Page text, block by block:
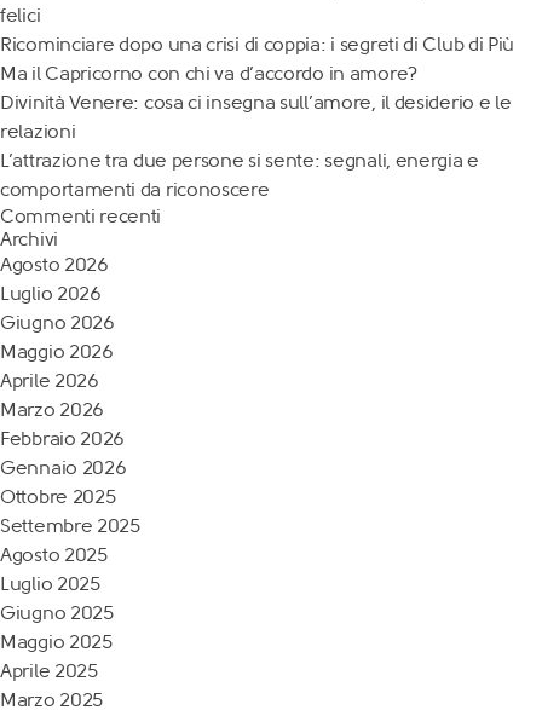
felici
Ricominciare dopo una crisi di coppia: i segreti di Club di Più
Ma il Capricorno con chi va d’accordo in amore?
Divinità Venere: cosa ci insegna sull’amore, il desiderio e le
relazioni
L’attrazione tra due persone si sente: segnali, energia e
comportamenti da riconoscere
Commenti recenti
Archivi
Agosto 2026
Luglio 2026
Giugno 2026
Maggio 2026
Aprile 2026
Marzo 2026
Febbraio 2026
Gennaio 2026
Ottobre 2025
Settembre 2025
Agosto 2025
Luglio 2025
Giugno 2025
Maggio 2025
Aprile 2025
Marzo 2025